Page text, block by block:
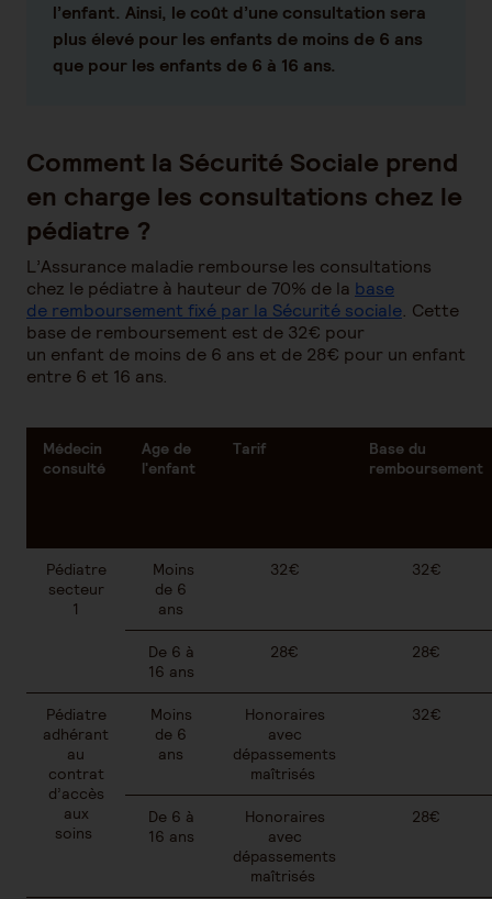
l’enfant. Ainsi, le coût d’une consultation sera
plus élevé pour les enfants de moins de 6 ans
que pour les enfants de 6 à 16 ans.
Comment la Sécurité Sociale prend
en charge les consultations chez le
pédiatre ?
L’Assurance maladie rembourse les consultations
chez le pédiatre à hauteur de 70% de la base
de remboursement fixé par la Sécurité sociale. Cette
base de remboursement est de 32€ pour
un enfant de moins de 6 ans et de 28€ pour un enfant
entre 6 et 16 ans.
Médecin
consulté
Age de
l'enfant
Tarif
Base du
remboursement
Pédiatre
secteur
1
Moins
de 6
ans
32€ 32€
De 6 à
16 ans
28€ 28€
Pédiatre
adhérant
au
contrat
d’accès
aux
soins
Moins
de 6
ans
Honoraires
avec
dépassements
maîtrisés
32€
De 6 à
16 ans
Honoraires
avec
dépassements
maîtrisés
28€